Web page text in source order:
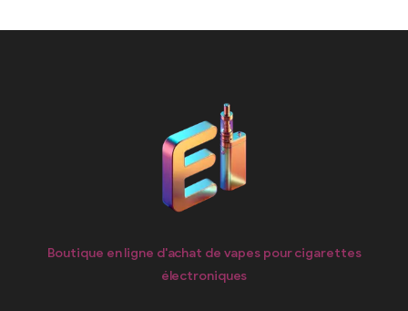
Boutique en ligne d'achat de vapes pour cigarettes
électroniques